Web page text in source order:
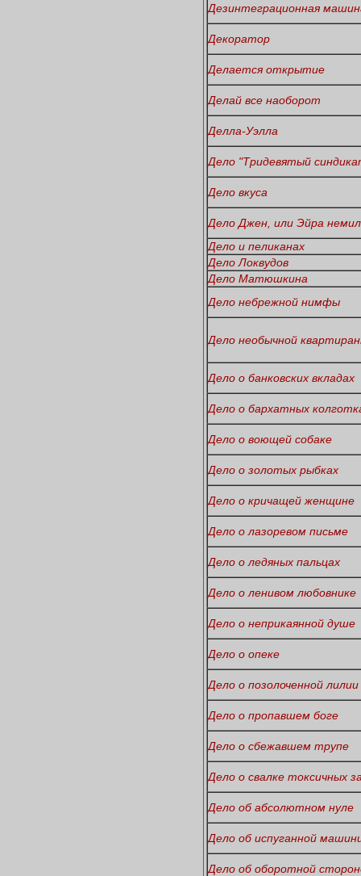
Дезинтеграционная
Декоратор
Делается открытие
Делай все наоборот
Делла-Уэлла
Дело "Тридевятый
Дело вкуса
Дело Джен, или Эйра
Дело и пеликанах
Дело Локвудов
Дело Матюшкина
Дело небрежной нимфы
Дело необычной
Дело о банковских вкладах
Дело о бархатных
Дело о воющей собаке
Дело о золотых рыбках
Дело о кричащей женщине
Дело о лазоревом письме
Дело о ледяных пальцах
Дело о ленивом любовнике
Дело о неприкаянной душе
Дело о опеке
Дело о позолоченной лилии
Дело о пропавшем боге
Дело о сбежавшем трупе
Дело о свалке токсичных
Дело об абсолютном нуле
Дело об испуганной
Дело об оборотной